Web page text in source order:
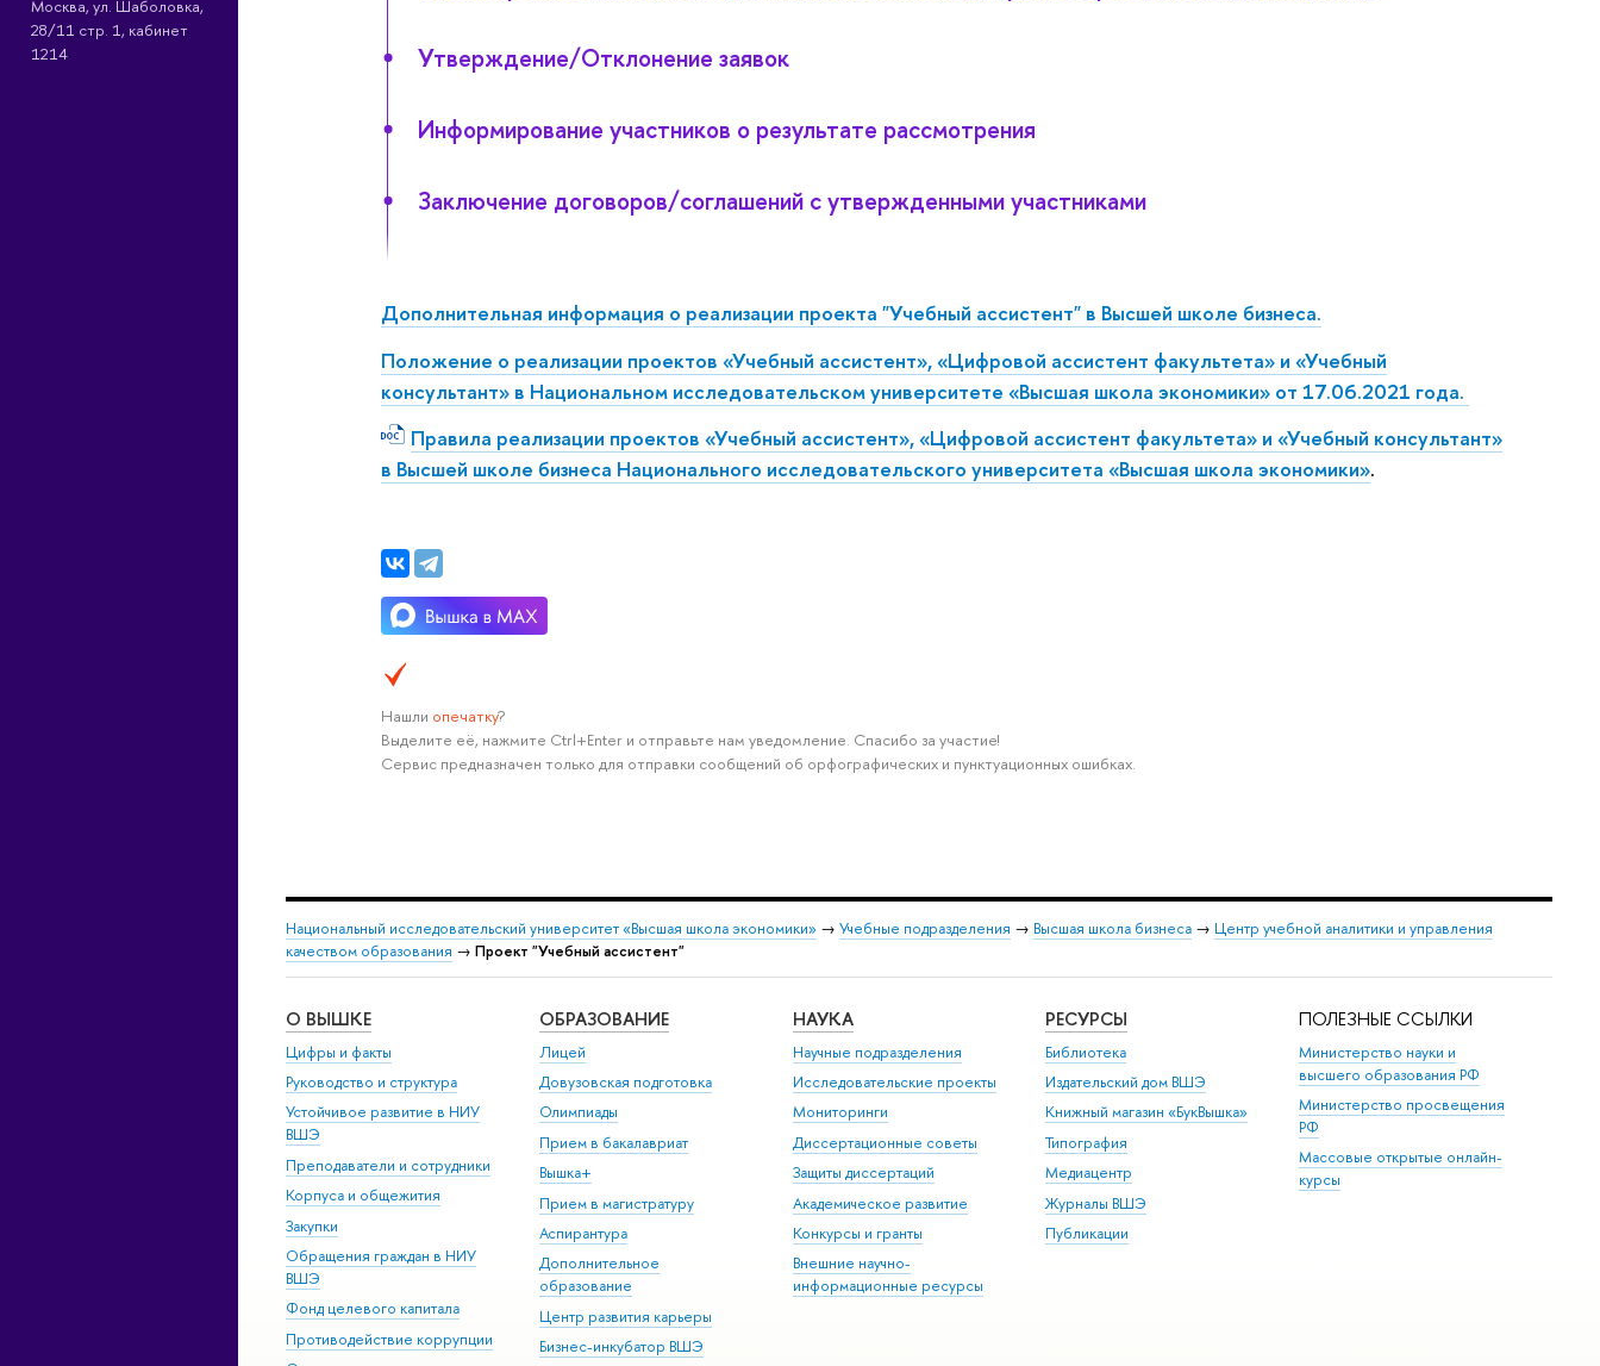
Москва, ул. Шаболовка,
28/11 стр. 1, кабинет
1214
Утверждение/Отклонение заявок
Информирование участников о результате рассмотрения
Заключение договоров/соглашений с утвержденными участниками
Дополнительная информация о реализации проекта "Учебный ассистент" в Высшей школе бизнеса.
Положение о реализации проектов «Учебный ассистент», «Цифровой ассистент факультета» и «Учебный
консультант» в Национальном исследовательском университете «Высшая школа экономики» от 17.06.2021 года.
Правила реализации проектов «Учебный ассистент», «Цифровой ассистент факультета» и «Учебный консультант»
в Высшей школе бизнеса Национального исследовательского университета «Высшая школа экономики».
Нашли опечатку?
Выделите её, нажмите Ctrl+Enter и отправьте нам уведомление. Спасибо за участие!
Сервис предназначен только для отправки сообщений об орфографических и пунктуационных ошибках.
Национальный исследовательский университет «Высшая школа экономики» → Учебные подразделения → Высшая школа бизнеса → Центр учебной аналитики и управления
качеством образования → Проект "Учебный ассистент"
О ВЫШКЕ
Цифры и факты
Руководство и структура
Устойчивое развитие в НИУ
ВШЭ
Преподаватели и сотрудники
Корпуса и общежития
Закупки
Обращения граждан в НИУ
ВШЭ
Фонд целевого капитала
Противодействие коррупции
ОБРАЗОВАНИЕ
Лицей
Довузовская подготовка
Олимпиады
Прием в бакалавриат
Вышка+
Прием в магистратуру
Аспирантура
Дополнительное
образование
Центр развития карьеры
Бизнес-инкубатор ВШЭ
НАУКА
Научные подразделения
Исследовательские проекты
Мониторинги
Диссертационные советы
Защиты диссертаций
Академическое развитие
Конкурсы и гранты
Внешние научно-
информационные ресурсы
РЕСУРСЫ
Библиотека
Издательский дом ВШЭ
Книжный магазин «БукВышка»
Типография
Медиацентр
Журналы ВШЭ
Публикации
ПОЛЕЗНЫЕ ССЫЛКИ
Министерство науки и
высшего образования РФ
Министерство просвещения
РФ
Массовые открытые онлайн-
курсы